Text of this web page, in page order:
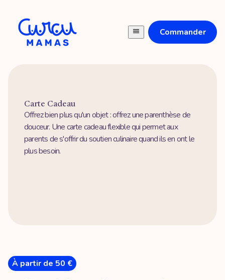
Commander
Carte Cadeau
Offrez bien plus qu'un objet : offrez une parenthèse de
douceur. Une carte cadeau flexible qui permet aux
parents de s'offrir du soutien culinaire quand ils en ont le
plus besoin.
À partir de 50 €